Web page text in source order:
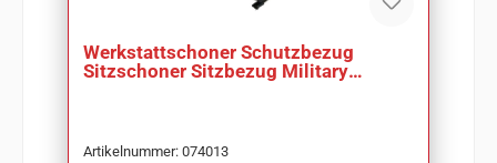
Werkstattschoner Schutzbezug
Sitzschoner Sitzbezug Military
Artikelnummer: 074013